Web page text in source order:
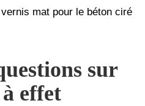
mat pour le béton ciré
sur
effet